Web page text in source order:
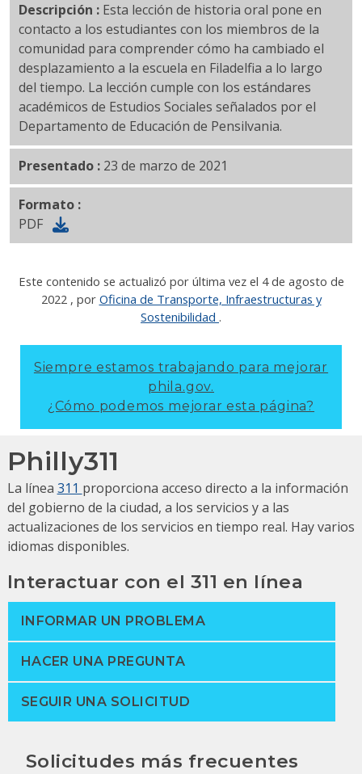
Descripción : Esta lección de historia oral pone en
contacto a los estudiantes con los miembros de la
comunidad para comprender cómo ha cambiado el
desplazamiento a la escuela en Filadelfia a lo largo
del tiempo. La lección cumple con los estándares
académicos de Estudios Sociales señalados por el
Departamento de Educación de Pensilvania.
Presentado : 23 de marzo de 2021
Formato :
PDF
Este contenido se actualizó por última vez el 4 de agosto de
2022 , por Oficina de Transporte, Infraestructuras y
Sostenibilidad .
Siempre estamos trabajando para mejorar
phila.gov.
¿Cómo podemos mejorar esta página?
Philly311
La línea 311 proporciona acceso directo a la información
del gobierno de la ciudad, a los servicios y a las
actualizaciones de los servicios en tiempo real. Hay varios
idiomas disponibles.
Interactuar con el 311 en línea
INFORMAR UN PROBLEMA
HACER UNA PREGUNTA
SEGUIR UNA SOLICITUD
Solicitudes más frecuentes